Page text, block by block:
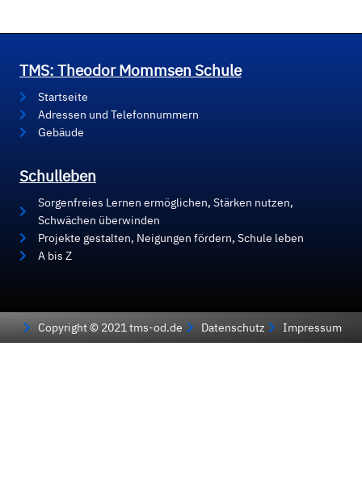
TMS: Theodor Mommsen Schule
Startseite
Adressen und Telefonnummern
Gebäude
Schulleben
Sorgenfreies Lernen ermöglichen, Stärken nutzen,
Schwächen überwinden
Projekte gestalten, Neigungen fördern, Schule leben
A bis Z
Copyright © 2021 tms-od.de Datenschutz Impressum